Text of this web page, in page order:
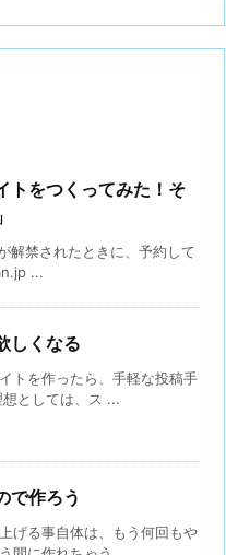
トをつくってみた！そ
解禁されたときに、予約して
...
しくなる
トを作ったら、手軽な投稿手
としては、ス ...
で作ろう
げる事自体は、もう何回もや